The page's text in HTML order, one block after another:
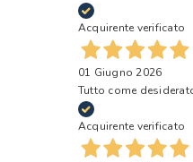
Acquirente verificato
01 Giugno 2026
Tutto come
Acquirente verificato